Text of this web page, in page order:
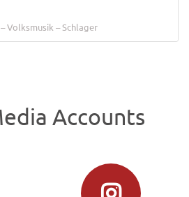
Volksmusik Schlager
Accounts